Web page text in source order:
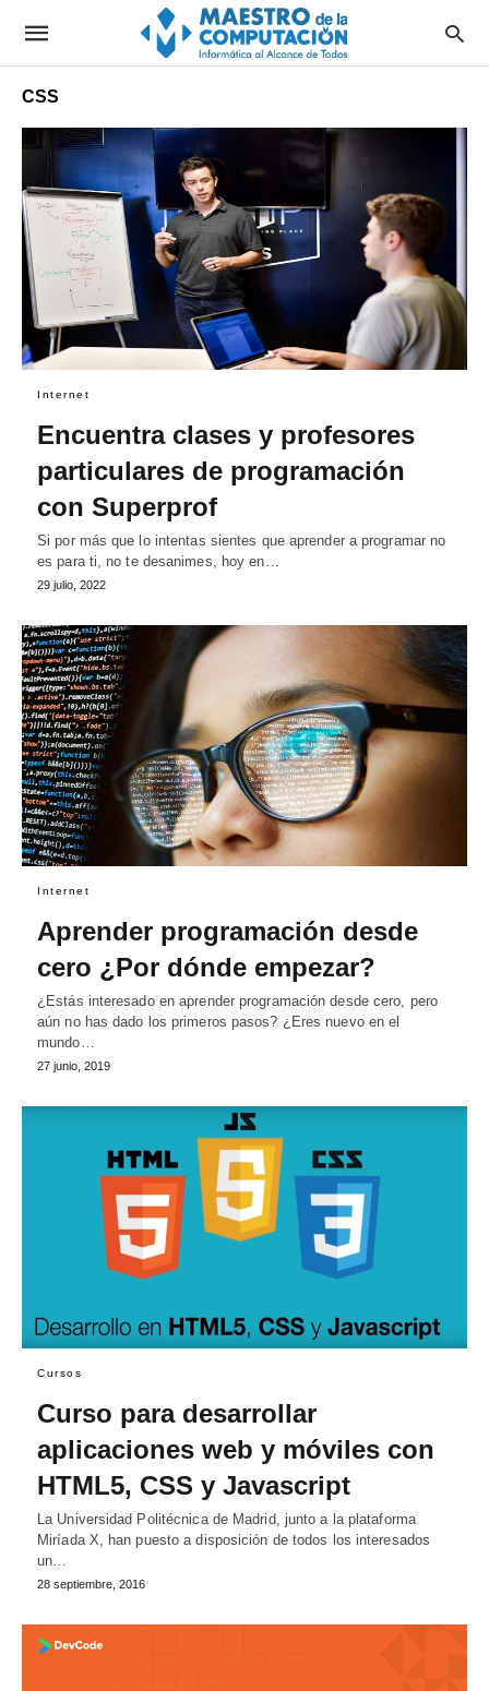
CSS
Internet
Encuentra clases y profesores
particulares de programación
con Superprof
Si por más que lo intentas sientes que aprender a programar no
es para ti, no te desanimes, hoy en…
29 julio, 2022
Internet
Aprender programación desde
cero ¿Por dónde empezar?
¿Estás interesado en aprender programación desde cero, pero
aún no has dado los primeros pasos? ¿Eres nuevo en el
mundo…
27 junio, 2019
Cursos
Curso para desarrollar
aplicaciones web y móviles con
HTML5, CSS y Javascript
La Universidad Politécnica de Madrid, junto a la plataforma
Miríada X, han puesto a disposición de todos los interesados
un…
28 septiembre, 2016